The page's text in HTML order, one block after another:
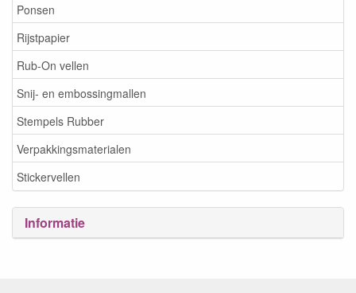
Ponsen
Rijstpapier
Rub-On vellen
Snij- en embossingmallen
Stempels Rubber
Verpakkingsmaterialen
Stickervellen
Informatie